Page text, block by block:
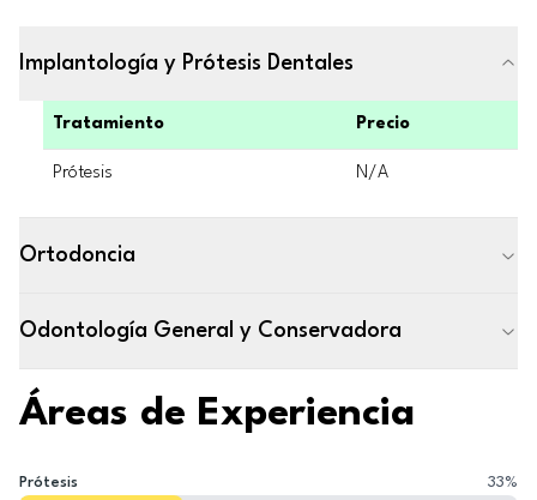
Implantología y Prótesis Dentales
Tratamiento Precio
Prótesis N/A
Ortodoncia
Odontología General y Conservadora
Áreas de Experiencia
Prótesis 33%